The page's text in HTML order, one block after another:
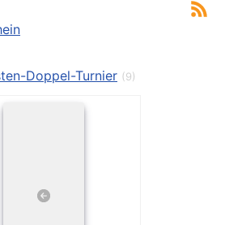
Doppel-Turnier (9)